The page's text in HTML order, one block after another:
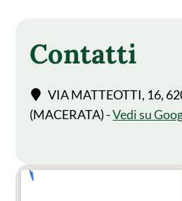
Contatti
VIA MATTEOTTI, 16,
(MACERATA) -Vedi su